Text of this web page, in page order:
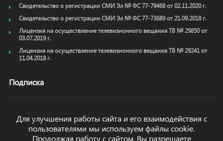
Свидетельство о регистрации СМИ Эл № ФС 77-79468 от 02.11.2020 г.
Свидетельство о регистрации СМИ Эл № ФС 77-73689 от 21.09.2018 г.
Лицензия на осуществление телевизионного вещания ТВ № 29850 от
03.07.2019 г.
Лицензия на осуществление телевизионного вещания ТВ № 29241 от
11.04.2018 г.
Подписка
ОТПРАВИТЬ
Для улучшения работы сайта и его взаимодействия с
пользователями мы используем файлы cookie.
Продолжая работу с сайтом, Вы разрешаете